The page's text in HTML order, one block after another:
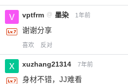
vptfrm @ 墨染 1年前
谢谢分享
喜欢 反对
xuzhang21314 7年前
身材不错，JJ难看